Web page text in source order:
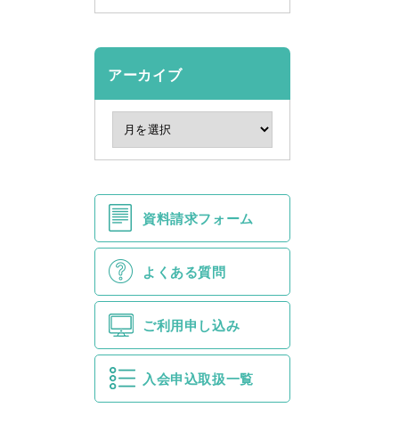
アーカイブ
資料請求フォーム
よくある質問
ご利用申し込み
入会申込取扱一覧